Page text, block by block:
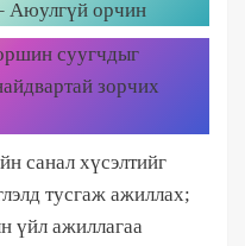
Аюулгүй орчин
суугчдыг
зорчих
санал хүсэлтийг
тусгаж ажиллах;
үйл ажиллагаа